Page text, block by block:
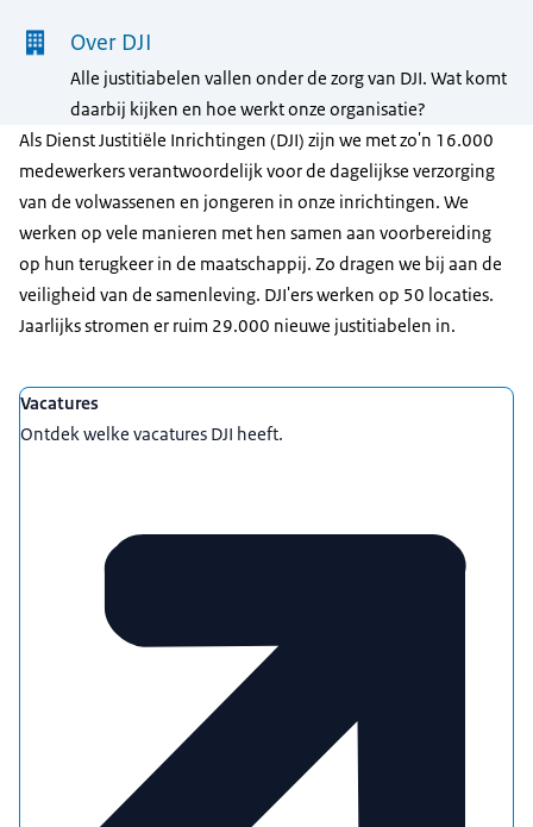
Over DJI
Alle justitiabelen vallen onder de zorg van DJI. Wat komt
daarbij kijken en hoe werkt onze organisatie?
Als Dienst Justitiële Inrichtingen (DJI) zijn we met zo'n 16.000
medewerkers verantwoordelijk voor de dagelijkse verzorging
van de volwassenen en jongeren in onze inrichtingen. We
werken op vele manieren met hen samen aan voorbereiding
op hun terugkeer in de maatschappij. Zo dragen we bij aan de
veiligheid van de samenleving. DJI'ers werken op 50 locaties.
Jaarlijks stromen er ruim 29.000 nieuwe justitiabelen in.
Uitgelicht
Vacatures
Ontdek welke vacatures DJI heeft.